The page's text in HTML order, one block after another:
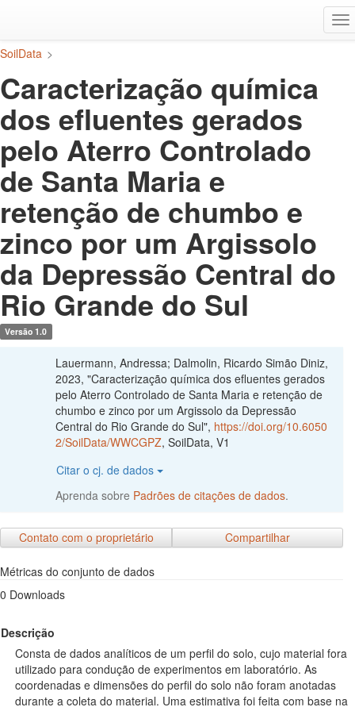
conteúdo
SoilData >
Caracterização química
dos efluentes gerados
pelo Aterro Controlado
de Santa Maria e
retenção de chumbo e
zinco por um Argissolo
da Depressão Central do
Rio Grande do Sul
Versão 1.0
Lauermann, Andressa; Dalmolin, Ricardo Simão Diniz,
2023, "Caracterização química dos efluentes gerados
pelo Aterro Controlado de Santa Maria e retenção de
chumbo e zinco por um Argissolo da Depressão
Central do Rio Grande do Sul", https://doi.org/10.6050
2/SoilData/WWCGPZ, SoilData, V1
Citar o cj. de dados
Aprenda sobre Padrões de citações de dados.
Contato com o proprietário Compartilhar
Métricas do conjunto de dados
0 Downloads
Descrição
Consta de dados analíticos de um perfil do solo, cujo material fora
utilizado para condução de experimentos em laboratório. As
coordenadas e dimensões do perfil do solo não foram anotadas
durante a coleta do material. Uma estimativa foi feita com base na